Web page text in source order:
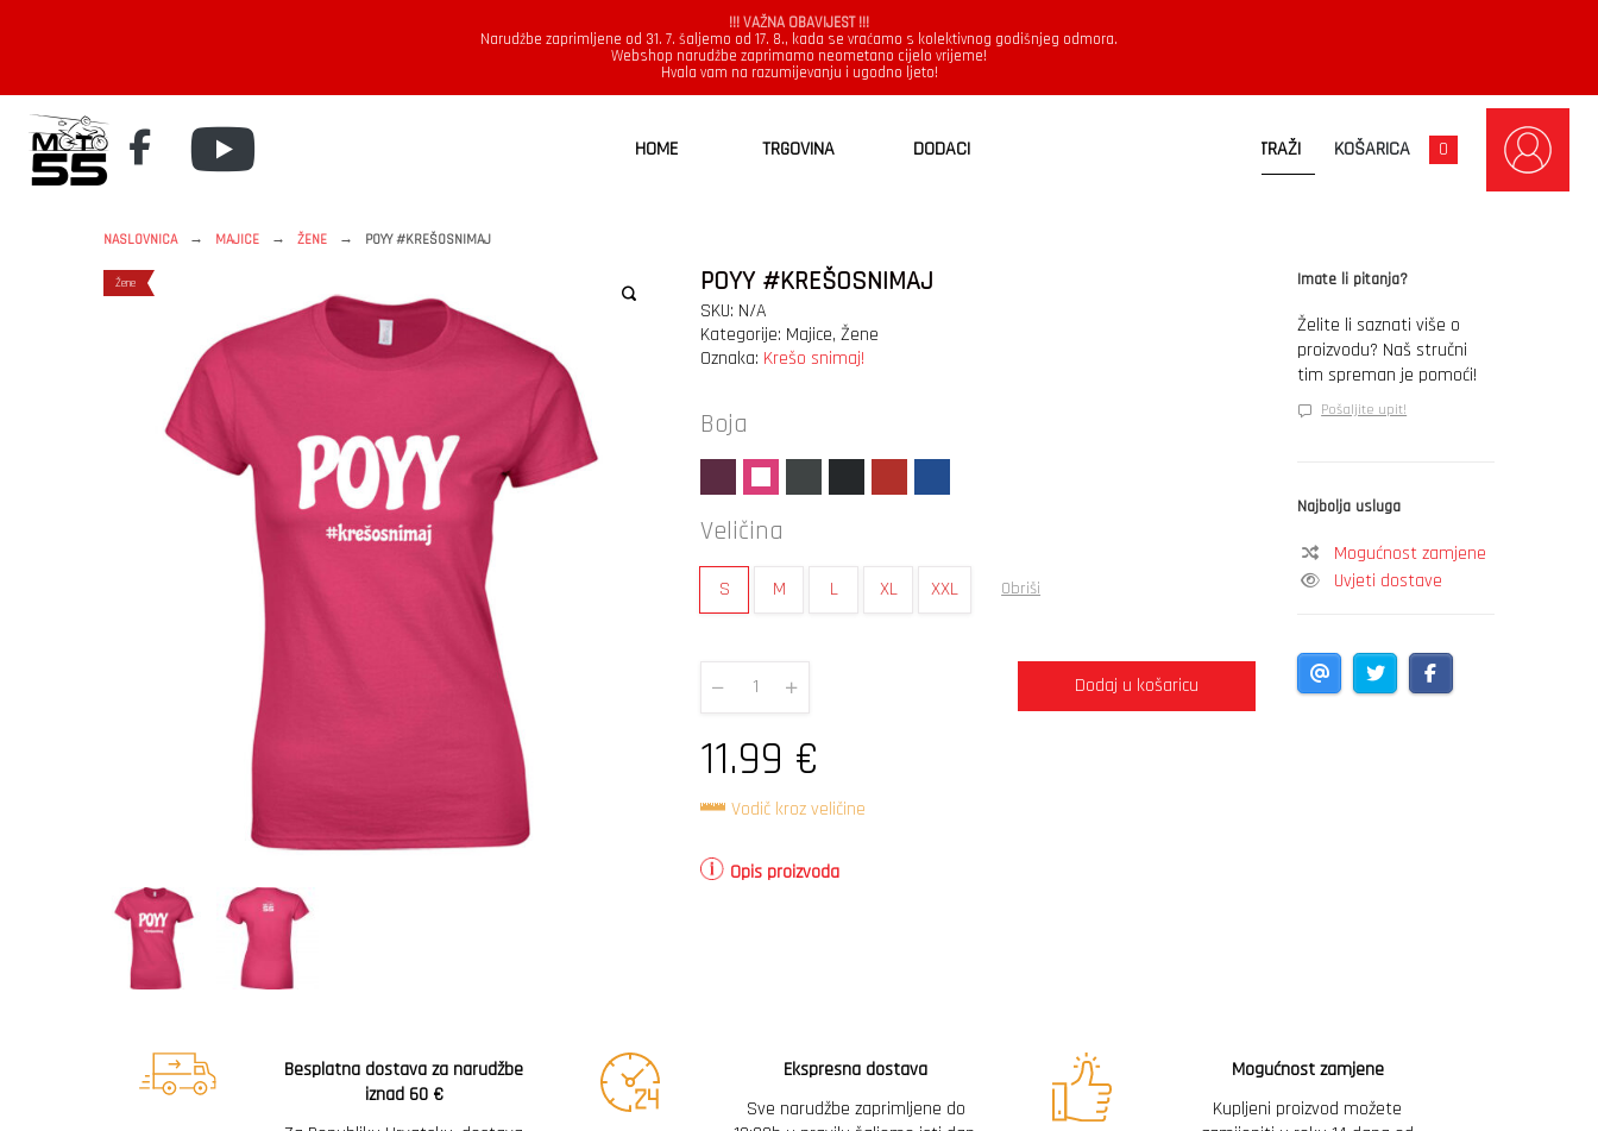
!!! VAŽNA OBAVIJEST !!!
Narudžbe zaprimljene od 31. 7. šaljemo od 17. 8., kada se vraćamo s kolektivnog godišnjeg odmora.
Webshop narudžbe zaprimamo neometano cijelo vrijeme!
Hvala vam na razumijevanju i ugodno ljeto!
HOME TRGOVINA DODACI KOŠARICA 0
NASLOVNICA → MAJICE → ŽENE → POYY #KREŠOSNIMAJ
Žene POYY #KREŠOSNIMAJ
SKU: N/A
Kategorije: Majice,Žene
Oznaka: Krešo snimaj!
Boja
Veličina
S M L XL XXL Obriši
Quantity
Dodaj u košaricu
11.99 €
Vodič kroz veličine
Opis proizvoda
Imate li pitanja?
Želite li saznati više o
proizvodu? Naš stručni
tim spreman je pomoći!
Pošaljite upit!
Najbolja usluga
Mogućnost zamjene
Uvjeti dostave
Besplatna dostava za narudžbe
iznad 60 €
Ekspresna dostava
Sve narudžbe zaprimljene do
Mogućnost zamjene
Kupljeni proizvod možete